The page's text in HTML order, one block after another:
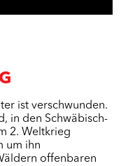
ist verschwunden.
in den Schwäbisch-
2. Weltkrieg
um ihn
offenbaren